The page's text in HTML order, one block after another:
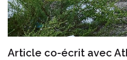
Article co-écrit avec